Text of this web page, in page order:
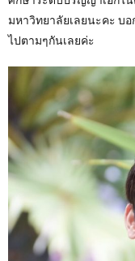
มหาวิทยาลัยเลยนะคะ บ
ไปตามๆกันเลยค่ะ